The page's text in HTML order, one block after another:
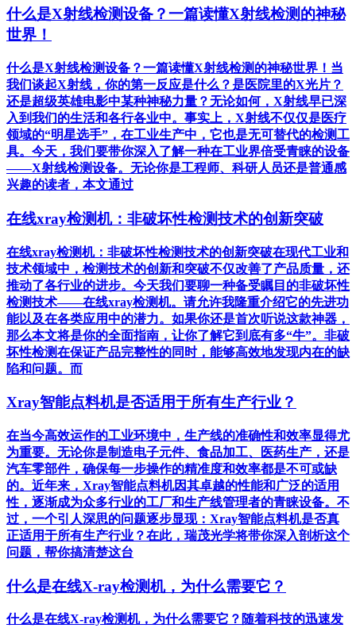
什么是X射线检测设备？一篇读懂X射线检测的神秘
世界！
什么是X射线检测设备？一篇读懂X射线检测的神秘世界！当
我们谈起X射线，你的第一反应是什么？是医院里的X光片？
还是超级英雄电影中某种神秘力量？无论如何，X射线早已深
入到我们的生活和各行各业中。事实上，X射线不仅仅是医疗
领域的“明星选手”，在工业生产中，它也是无可替代的检测工
具。今天，我们要带你深入了解一种在工业界倍受青睐的设备
——X射线检测设备。无论你是工程师、科研人员还是普通感
兴趣的读者，本文通过
在线xray检测机：非破坏性检测技术的创新突破
在线xray检测机：非破坏性检测技术的创新突破在现代工业和
技术领域中，检测技术的创新和突破不仅改善了产品质量，还
推动了各行业的进步。今天我们要聊一种备受瞩目的非破坏性
检测技术——在线xray检测机。请允许我隆重介绍它的先进功
能以及在各类应用中的潜力。如果你还是首次听说这款神器，
那么本文将是你的全面指南，让你了解它到底有多“牛”。非破
坏性检测在保证产品完整性的同时，能够高效地发现内在的缺
陷和问题。而
Xray智能点料机是否适用于所有生产行业？
在当今高效运作的工业环境中，生产线的准确性和效率显得尤
为重要。无论你是制造电子元件、食品加工、医药生产，还是
汽车零部件，确保每一步操作的精准度和效率都是不可或缺
的。近年来，Xray智能点料机因其卓越的性能和广泛的适用
性，逐渐成为众多行业的工厂和生产线管理者的青睐设备。不
过，一个引人深思的问题逐步显现：Xray智能点料机是否真
正适用于所有生产行业？在此，瑞茂光学将带你深入剖析这个
问题，帮你搞清楚这台
什么是在线X-ray检测机，为什么需要它？
什么是在线X-ray检测机，为什么需要它？随着科技的迅速发